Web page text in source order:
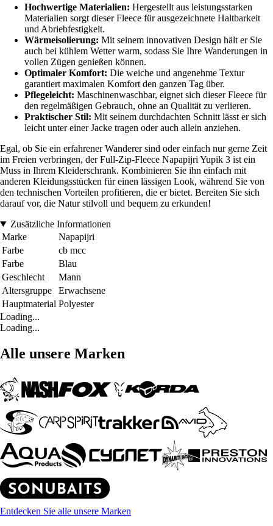
Hochwertige Materialien: Hergestellt aus leistungsstarken
Materialien sorgt dieser Fleece für ausgezeichnete Haltbarkeit
und Abriebfestigkeit.
Wärmeisolierung: Mit seinem innovativen Design hält er Sie
auch bei kühlem Wetter warm, sodass Sie Ihre Wanderungen in
vollen Zügen genießen können.
Optimaler Komfort: Die weiche und angenehme Textur
garantiert maximalen Komfort den ganzen Tag über.
Pflegeleicht: Maschinenwaschbar, eignet sich dieser Fleece für
den regelmäßigen Gebrauch, ohne an Qualität zu verlieren.
Praktischer Stil: Mit seinem durchdachten Schnitt lässt er sich
leicht unter einer Jacke tragen oder auch allein anziehen.
Egal, ob Sie ein erfahrener Wanderer sind oder einfach nur gerne Zeit
im Freien verbringen, der Full-Zip-Fleece Napapijri Yupik 3 ist ein
Muss in Ihrem Kleiderschrank. Kombinieren Sie ihn einfach mit
anderen Kleidungsstücken für einen lässigen Look, während Sie von
den technischen Vorteilen profitieren, die er bietet. Bereiten Sie sich
darauf vor, die Natur stilvoll und bequem zu erkunden!
Zusätzliche Informationen
Marke
Napapijri
Farbe
cb mcc
Farbe
Blau
Geschlecht
Mann
Altersgruppe
Erwachsene
Hauptmaterial Polyester
Loading...
Loading...
Alle unsere Marken
Entdecken Sie alle unsere Marken